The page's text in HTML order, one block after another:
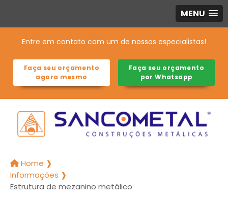
MENU
Entre em contato com um de nossos especialistas!
Faça seu orçamento
agora mesmo
Faça seu orçamento
por Whatsapp
Home ❱
Informações ❱
Estrutura de mezanino metálico